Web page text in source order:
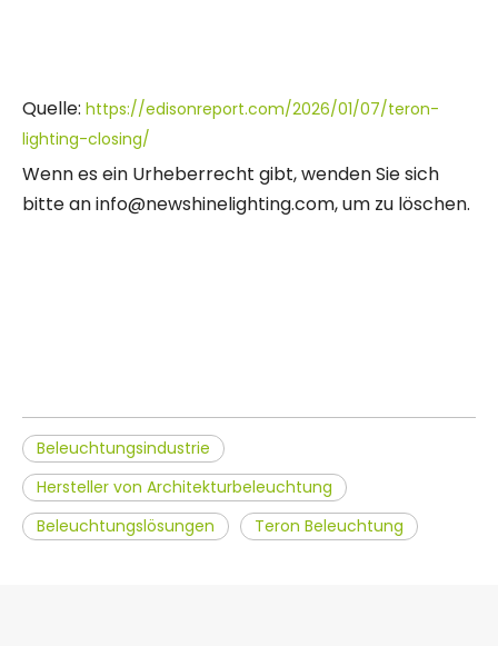
Quelle: https://edisonreport.com/2026/01/07/teron-
lighting-closing/
Wenn es ein Urheberrecht gibt, wenden Sie sich
bitte an info@newshinelighting.com, um zu löschen.
Beleuchtungsindustrie
Hersteller von Architekturbeleuchtung
Beleuchtungslösungen
Teron Beleuchtung